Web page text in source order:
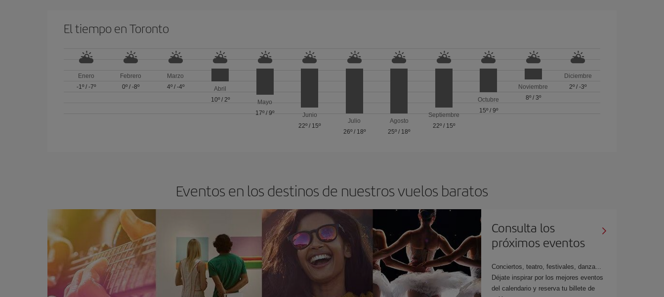
El tiempo en Toronto
Enero
-1º/ -7º
Febrero
0º /-8º
Marzo
4º/ -4º
Abril
10º/ 2º
Mayo
17º /9º
Junio
22º / 15º
Julio
26º/ 18º
Agosto
25º / 18º
Septiembre
22º/ 15º
Octubre
15º/ 9º
Noviembre
8º/ 3º
Diciembre
2º /-3º
Eventos en los destinos de nuestros vuelos baratos
Consulta los
próximos eventos
Conciertos, teatro, festivales, danza...
Déjate inspirar por los mejores eventos
del calendario y reserva tu billete de